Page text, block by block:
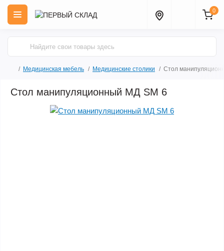
0
Медицинская мебель Медицинские столики Стол
Стол манипуляционный МД SM 6